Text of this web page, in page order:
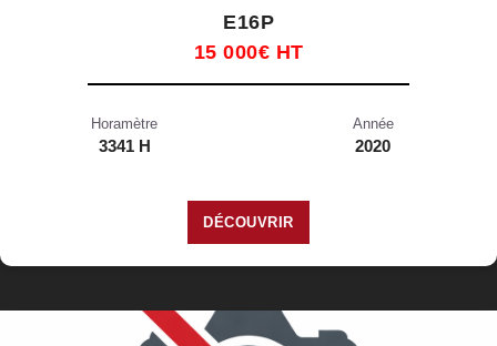
E16P
15 000€ HT
Horamètre
3341 H
Année
2020
DÉCOUVRIR